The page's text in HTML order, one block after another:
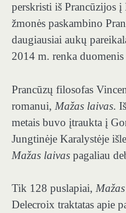
perskristi iš Prancūzijos
žmonės paskambino
daugiausiai aukų
2014 m. renka
Prancūzų filosofas
romanui, Mažas laivas.
metais buvo įtraukta į
Jungtinėje Karalystėje
Mažas laivas pagaliau
Tik 128 puslapiai,
Delecroix traktatas apie